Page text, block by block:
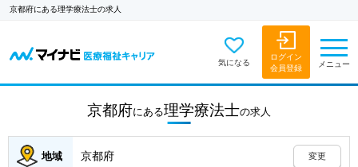
京都府にある理学療法士の求人
気になる
ログイン
会員登録
メニュー
京都府にある理学療法士の求人
地域 京都府 変更